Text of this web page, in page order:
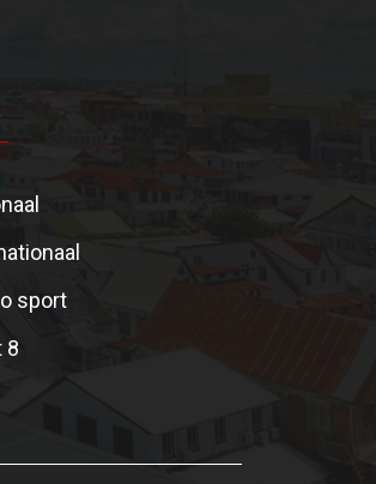
sport
8